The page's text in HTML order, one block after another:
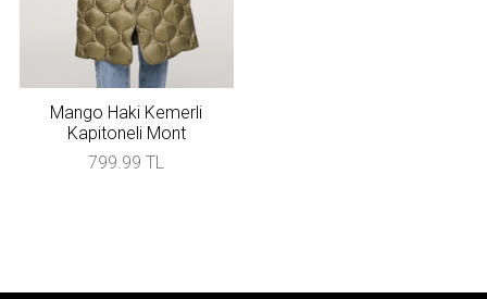
Mango Haki Kemerli
Kapitoneli Mont
799.99 TL